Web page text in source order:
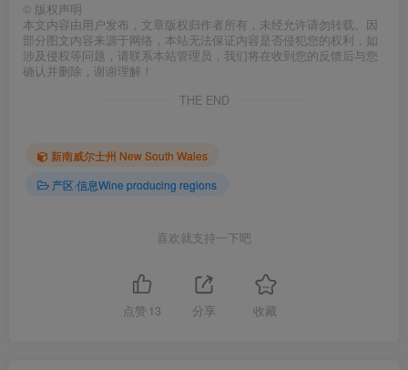
© 版权声明
本文内容由用户发布，文章版权归作者所有，未经允许请勿转载。因
部分图文内容来源于网络，本站无法保证内容是否侵犯您的权利，如
涉及侵权等问题，请联系本站管理员，我们将在收到您的反馈后与您
确认并删除，谢谢理解！
THE END
新南威尔士州 New South Wales
产区·信息Wine producing regions
喜欢就支持一下吧
点赞 13 分享 收藏